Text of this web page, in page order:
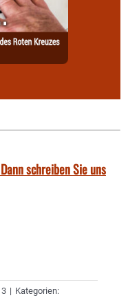
schreiben Sie uns
| Kategorien: